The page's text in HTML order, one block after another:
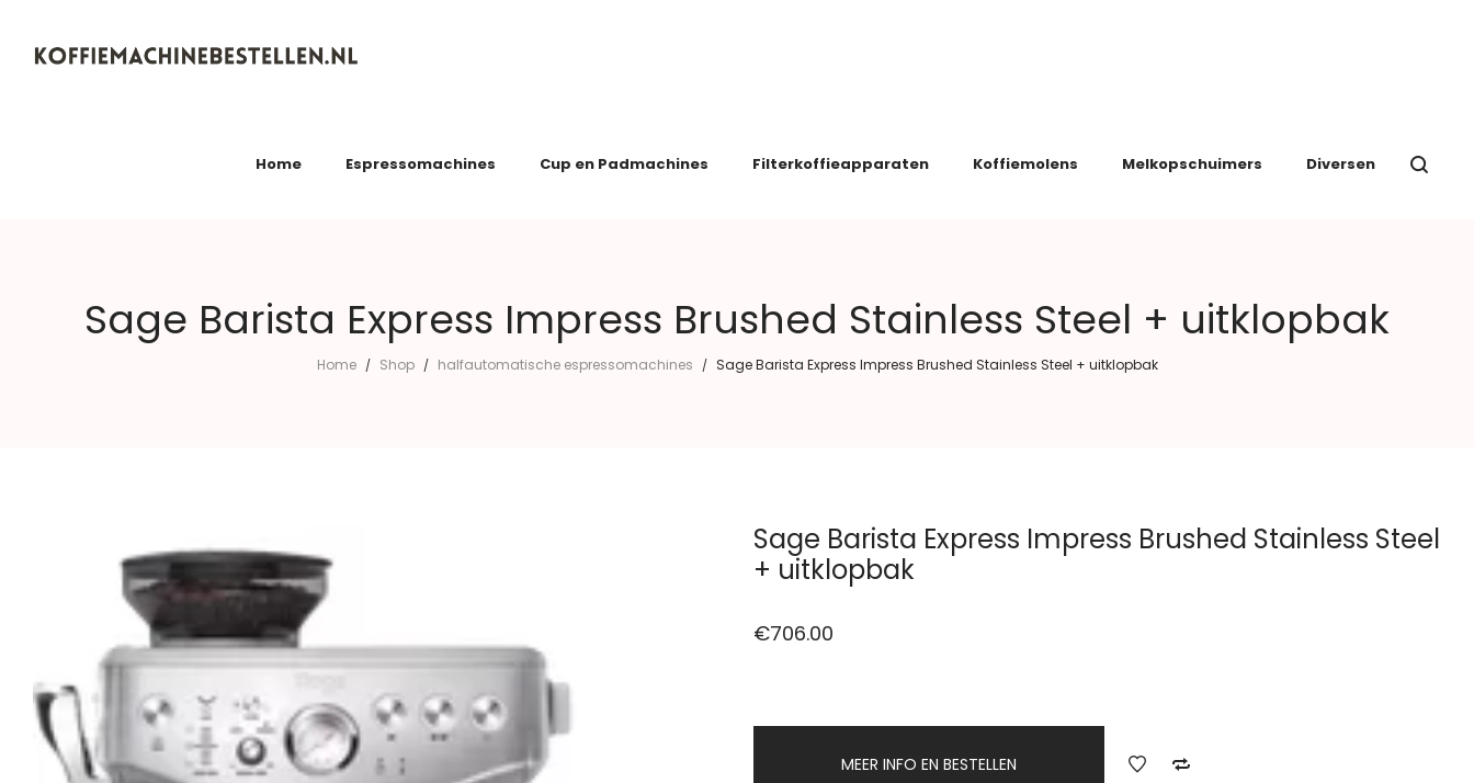
Home Espressomachines Cup en Padmachines Filterkoffieapparaten Koffiemolens Melkopschuimers Diversen
Sage Barista Express Impress Brushed Stainless Steel + uitklopbak
Home / Shop / halfautomatische espressomachines / Sage Barista Express Impress Brushed Stainless Steel + uitklopbak
Sage Barista Express Impress Brushed Stainless Steel
+ uitklopbak
€706.00
MEER INFO EN BESTELLEN